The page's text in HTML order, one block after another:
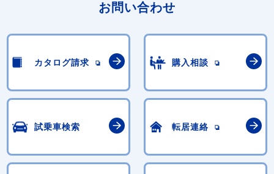
お問い合わせ
カタログ請求 購入相談
試乗車検索 転居連絡